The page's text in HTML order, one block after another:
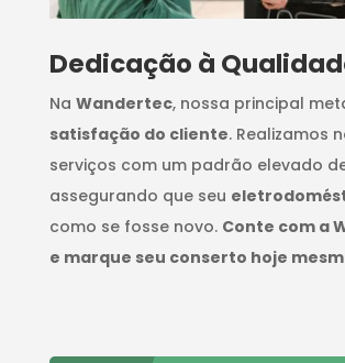
Dedicação à
Na Wandertec, nossa principal
satisfação do cliente. Realizamos
serviços com um padrão elevado
assegurando que seu
como se fosse novo. Conte com a
e marque seu conserto hoje